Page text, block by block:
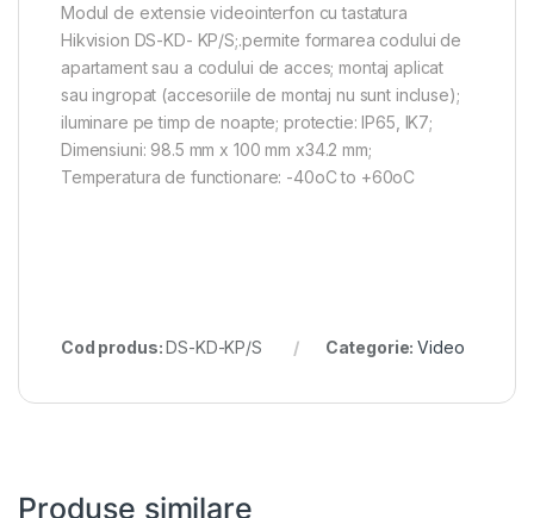
Modul de extensie videointerfon cu tastatura
Hikvision DS-KD- KP/S;.permite formarea codului de
apartament sau a codului de acces; montaj aplicat
sau ingropat (accesoriile de montaj nu sunt incluse);
iluminare pe timp de noapte; protectie: IP65, IK7;
Dimensiuni: 98.5 mm x 100 mm x34.2 mm;
Temperatura de functionare: -40oC to +60oC
Cod produs:DS-KD-KP/S Categorie:Video
Produse similare